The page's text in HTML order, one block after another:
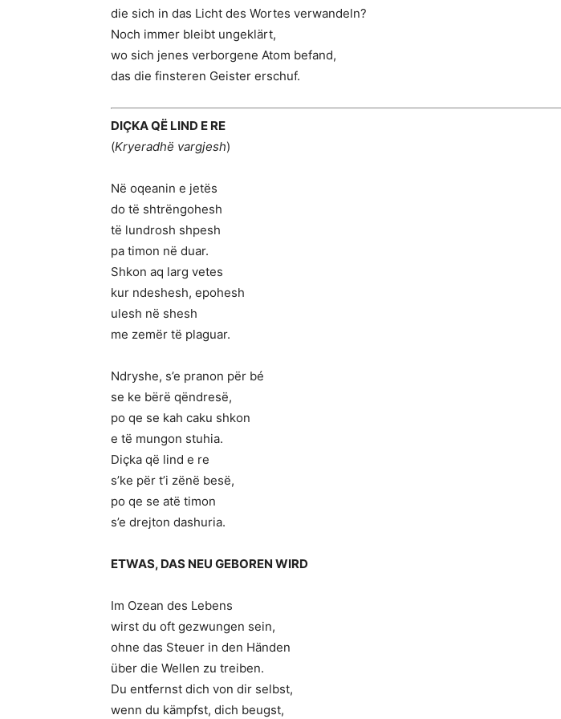
die sich in das Licht des Wortes verwandeln?
Noch immer bleibt ungeklärt,
wo sich jenes verborgene Atom befand,
das die finsteren Geister erschuf.
DIÇKA QË LIND E RE
(Kryeradhë vargjesh)
Në oqeanin e jetës
do të shtrëngohesh
të lundrosh shpesh
pa timon në duar.
Shkon aq larg vetes
kur ndeshesh, epohesh
ulesh në shesh
me zemër të plaguar.
Ndryshe, s’e pranon për bé
se ke bërë qëndresë,
po qe se kah caku shkon
e të mungon stuhia.
Diçka që lind e re
s’ke për t’i zënë besë,
po qe se atë timon
s’e drejton dashuria.
ETWAS, DAS NEU GEBOREN WIRD
Im Ozean des Lebens
wirst du oft gezwungen sein,
ohne das Steuer in den Händen
über die Wellen zu treiben.
Du entfernst dich von dir selbst,
wenn du kämpfst, dich beugst,